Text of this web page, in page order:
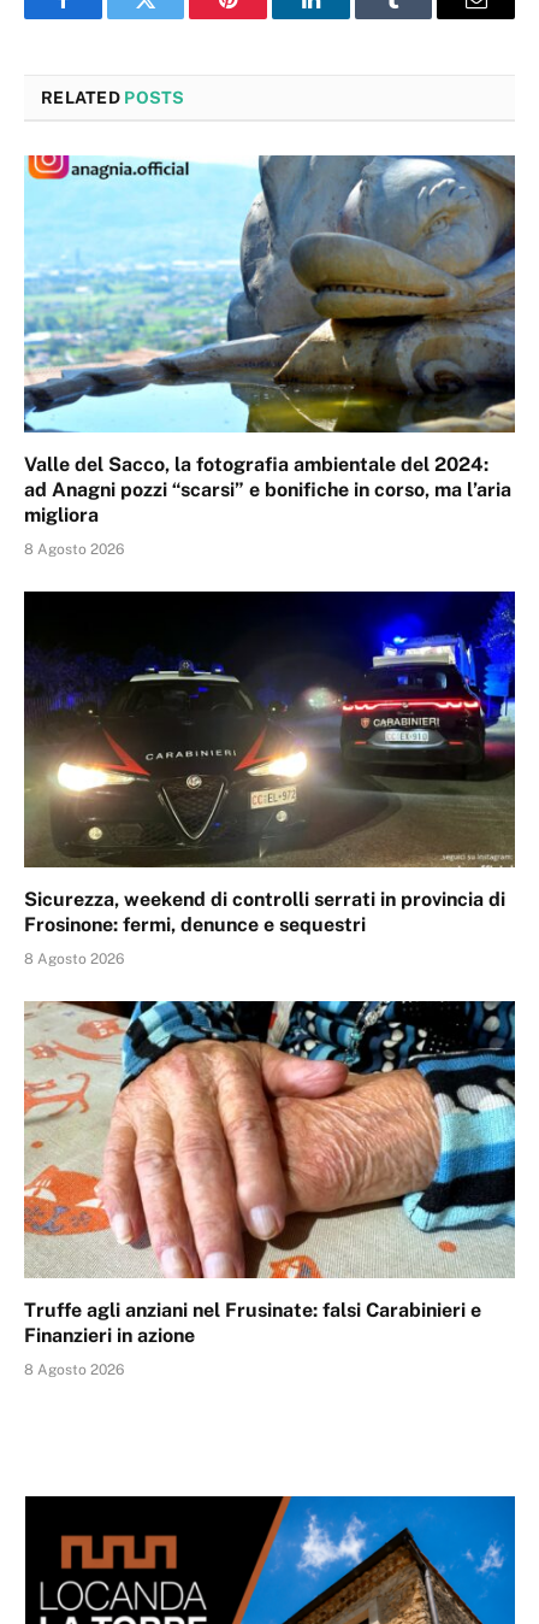
FacebookTwitter Pinterest LinkedInTumblr Email
RELATED POSTS
Valle del Sacco, la fotografia ambientale del 2024:
ad Anagni pozzi “scarsi” e bonifiche in corso, ma l’aria
migliora
8 Agosto 2026
Sicurezza, weekend di controlli serrati in provincia di
Frosinone: fermi, denunce e sequestri
8 Agosto 2026
Truffe agli anziani nel Frusinate: falsi Carabinieri e
Finanzieri in azione
8 Agosto 2026